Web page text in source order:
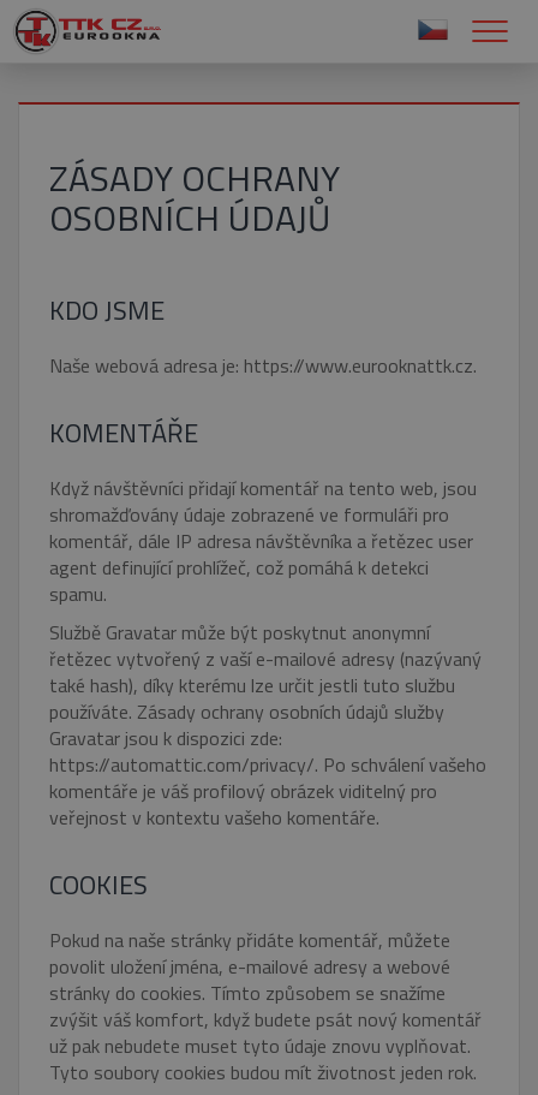
ZÁSADY OCHRANY
OSOBNÍCH ÚDAJŮ
KDO JSME
Naše webová adresa je: https://www.eurooknattk.cz.
KOMENTÁŘE
Když návštěvníci přidají komentář na tento web, jsou
shromažďovány údaje zobrazené ve formuláři pro
komentář, dále IP adresa návštěvníka a řetězec user
agent definující prohlížeč, což pomáhá k detekci
spamu.
Službě Gravatar může být poskytnut anonymní
řetězec vytvořený z vaší e-mailové adresy (nazývaný
také hash), díky kterému lze určit jestli tuto službu
používáte. Zásady ochrany osobních údajů služby
Gravatar jsou k dispozici zde:
https://automattic.com/privacy/. Po schválení vašeho
komentáře je váš profilový obrázek viditelný pro
veřejnost v kontextu vašeho komentáře.
COOKIES
Pokud na naše stránky přidáte komentář, můžete
povolit uložení jména, e-mailové adresy a webové
stránky do cookies. Tímto způsobem se snažíme
zvýšit váš komfort, když budete psát nový komentář
už pak nebudete muset tyto údaje znovu vyplňovat.
Tyto soubory cookies budou mít životnost jeden rok.